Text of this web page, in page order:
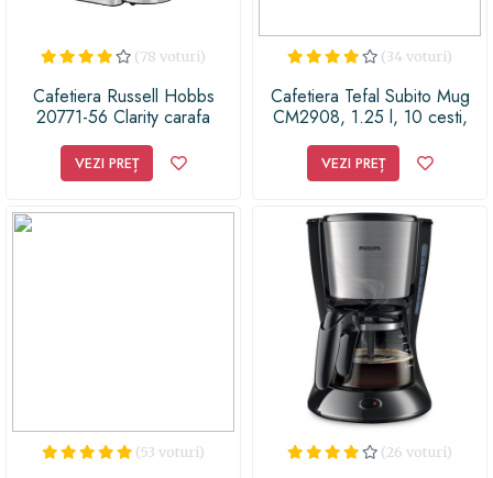
(78 voturi)
Cafetiera Russell Hobbs
20771-56 Clarity carafa
VEZI PREȚ
(34 voturi)
Cafetiera Tefal Subito Mug
CM2908, 1.25 l, 10 cesti,
VEZI PREȚ
(53 voturi) (26 voturi)